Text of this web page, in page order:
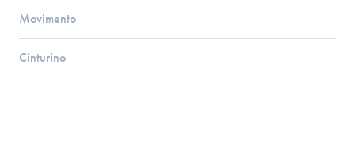
Movimento
Cinturino